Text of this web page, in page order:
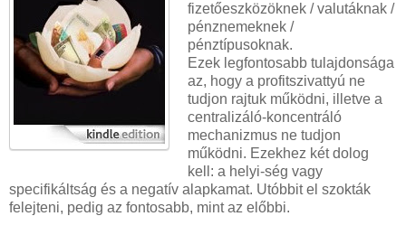
fizetőeszközöknek / valutáknak /
pénznemeknek /
pénztípusoknak.
Ezek legfontosabb tulajdonsága
az, hogy a profitszivattyú ne
tudjon rajtuk működni, illetve a
centralizáló-koncentráló
mechanizmus ne tudjon
működni. Ezekhez két dolog
kell: a helyi-ség vagy
specifikáltság és a negatív alapkamat. Utóbbit el szokták
felejteni, pedig az fontosabb, mint az előbbi.